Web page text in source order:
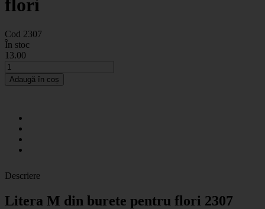
flori
Cod 2307
În stoc
13.00
Adaugă în coș
Descriere
Litera M din burete pentru flori 2307